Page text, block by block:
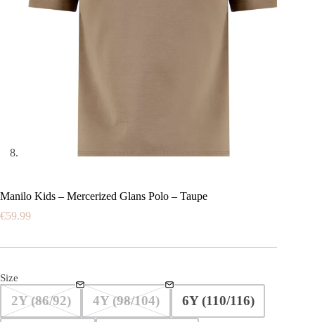
Manilo Kids – Mercerized Glans Polo – Taupe
€59.99
Size
2Y (86/92) 4Y (98/104) 6Y (110/116)